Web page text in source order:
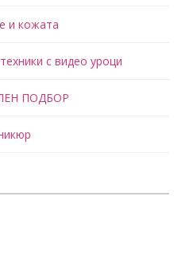
и кожата
с видео уроци
ПОДБОР